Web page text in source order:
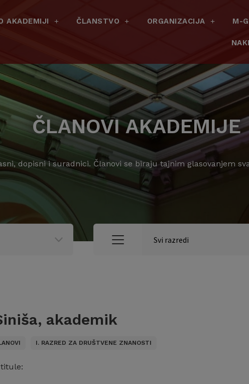
AKADEMIJI ČLANSTVO ORGANIZACIJA M-
ČLANOVI AKADEMIJE
dopisni i suradnici. Članovi se biraju tajnim glasovanjem
akademik
I. RAZRED ZA DRUŠTVENE ZNANOSTI